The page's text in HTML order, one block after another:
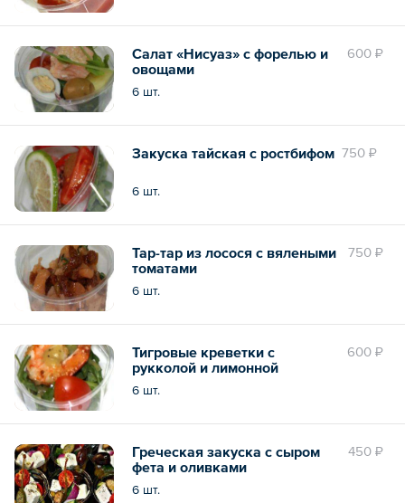
600 ₽
Салат «Нисуаз» с форелью и
овощами
6 шт.
750 ₽
Закуска тайская с ростбифом
6 шт.
750 ₽
Тар-тар из лосося с вялеными
томатами
6 шт.
600 ₽
Тигровые креветки с
рукколой и лимонной
заправкой
6 шт.
450 ₽
Греческая закуска с сыром
фета и оливками
6 шт.